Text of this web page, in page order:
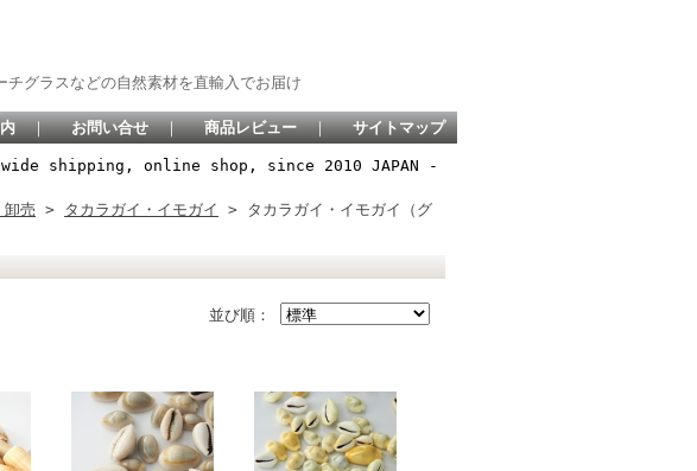
グラスなどの自然素材を直輸入でお届け
｜ お問い合せ ｜ 商品レビュー ｜ サイトマップ
shipping, online shop, since 2010 JAPAN -
売 > タカラガイ・イモガイ
> タカラガイ・イモガイ（グ
並び順：